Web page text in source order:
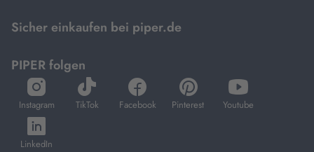
Sicher einkaufen bei piper.de
PIPER folgen
Instagram
öffnet
in
neuem
Tab
TikTok
öffnet
in
Facebook
öffnet
in
Pinterest
öffnet
in
Youtube
öffnet
in
LinkedIn
öffnet
in